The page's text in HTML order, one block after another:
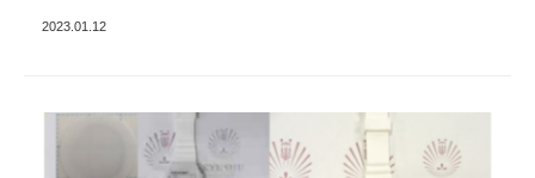
2023.01.12